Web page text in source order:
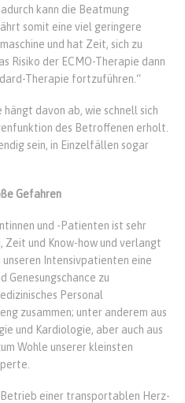
kann die Beatmung
somit eine viel geringere
und hat Zeit, sich zu
Risiko der ECMO-Therapie dann
Therapie fortzuführen.“
davon ab, wie schnell sich
des Betroffenen erholt.
sein, in Einzelfällen sogar
Gefahren
und -Patienten ist sehr
und Know-how und verlangt
unseren Intensivpatienten eine
Genesungschance zu
Personal
zusammen; unter anderem aus
und Kardiologie, aber auch aus
Wohle unserer kleinsten
einer transportablen Herz-